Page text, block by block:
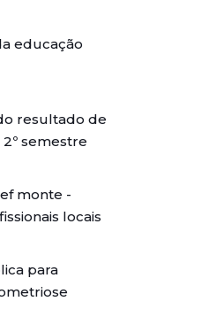
educação
resultado de
semestre
monte -
locais
para